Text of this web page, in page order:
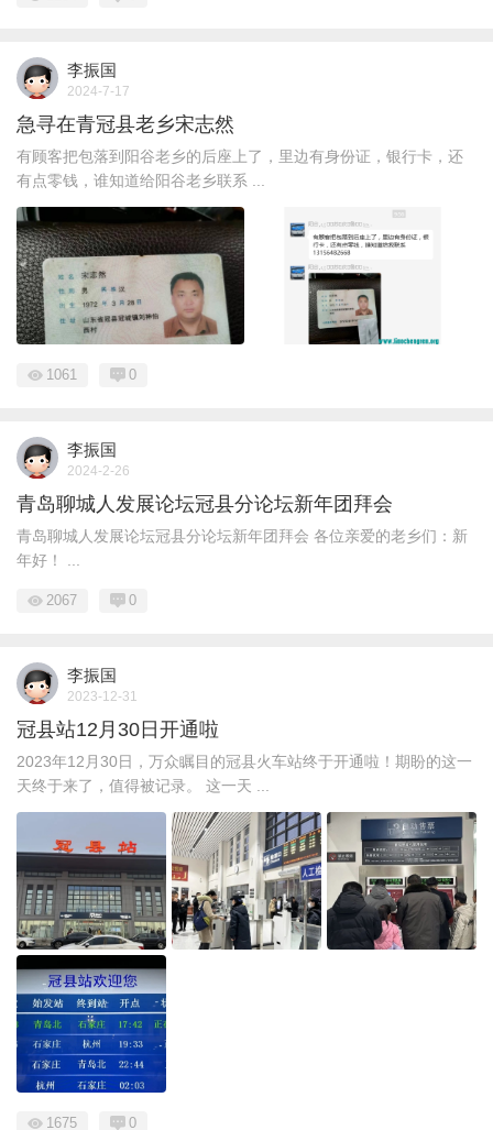
李振国
2024-7-17
急寻在青冠县老乡宋志然
有顾客把包落到阳谷老乡的后座上了，里边有身份证，银行卡，还
有点零钱，谁知道给阳谷老乡联系 ...
1061 0
李振国
2024-2-26
青岛聊城人发展论坛冠县分论坛新年团拜会
青岛聊城人发展论坛冠县分论坛新年团拜会 各位亲爱的老乡们：新
年好！ ...
2067 0
李振国
2023-12-31
冠县站12月30日开通啦
2023年12月30日，万众瞩目的冠县火车站终于开通啦！期盼的这一
天终于来了，值得被记录。 这一天 ...
1675 0